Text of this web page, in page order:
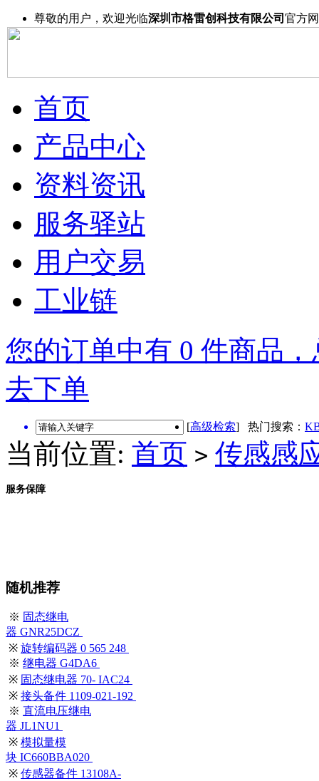
尊敬的用户，欢迎光临深圳市格雷创科技有限公司 官方
首页
产品中心
资料资讯
服务驿站
用户交易
工业链
您的订单中有 0 件商品
去下单
[高级检索] 热门搜索：
当前位置: 首页 > 传感感
服务保障
随机推荐
※ 固态继电
器 GNR25DCZ
※ 旋转编码器 0 565 248
※ 继电器 G4DA6
※ 固态继电器 70- IAC24
※ 接头备件 1109-021-192
※ 直流电压继电
器 JL1NU1
※ 模拟量模
块 IC660BBA020
※ 传感器备件 13108A-